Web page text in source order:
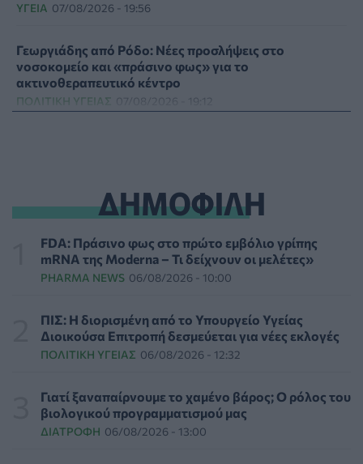
ΥΓΕΊΑ 07/08/2026 - 19:56
Γεωργιάδης από Ρόδο: Νέες προσλήψεις στο
νοσοκομείο και «πράσινο φως» για το
ακτινοθεραπευτικό κέντρο
ΠΟΛΙΤΙΚΉ ΥΓΕΊΑΣ 07/08/2026 - 19:12
Τι μπορεί να μας διδάξει η νέα ταινία του Spider-Man
για την απώλεια και το πένθος
ΨΥΧΙΚΉ ΥΓΕΊΑ 07/08/2026 - 18:11
την ενίσχυση της βιοασφάλειας από το ΥΠΑΑΤ
ΕΠΙΚΑΙΡΌΤΗΤΑ 07/08/2026 - 17:42
και στα φάρμακα
ΥΓΕΊΑ 07/08/2026 - 17:17
ΔΗΜΟΦΙΛΗ
FDA: Πράσινο φως στο πρώτο εμβόλιο γρίπης
mRNA της Moderna – Τι δείχνουν οι μελέτες»
PHARMA NEWS 06/08/2026 - 10:00
ΠΙΣ: Η διορισμένη από το Υπουργείο Υγείας
Διοικούσα Επιτροπή δεσμεύεται για νέες εκλογές
ΠΟΛΙΤΙΚΉ ΥΓΕΊΑΣ 06/08/2026 - 12:32
Γιατί ξαναπαίρνουμε το χαμένο βάρος; Ο ρόλος του
βιολογικού προγραμματισμού μας
ΔΙΑΤΡΟΦΉ 06/08/2026 - 13:00